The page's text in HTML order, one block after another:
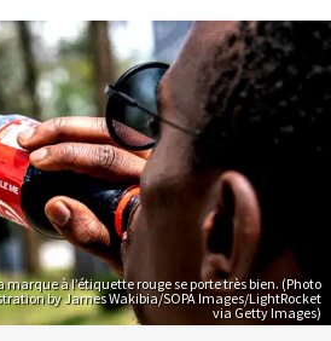
marque à l’étiquette rouge se porte très bien. (Photo
by James Wakibia/SOPA Images/LightRocket
via Getty Images)